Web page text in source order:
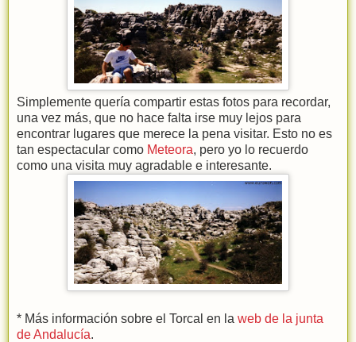
Simplemente quería compartir estas fotos para recordar,
una vez más, que no hace falta irse muy lejos para
encontrar lugares que merece la pena visitar. Esto no es
tan espectacular como Meteora, pero yo lo recuerdo
como una visita muy agradable e interesante.
* Más información sobre el Torcal en la web de la junta
de Andalucía.